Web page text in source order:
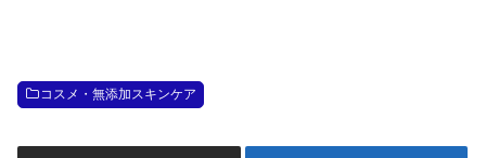
コスメ・無添加スキンケア